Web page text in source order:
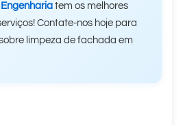
tem os melhores
Contate-nos hoje para
limpeza de fachada em